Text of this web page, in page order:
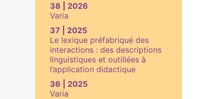
38 | 2026
Varia
37 | 2025
Le lexique préfabriqué des
interactions : des descriptions
linguistiques et outillées à
l’application didactique
36 | 2025
Varia